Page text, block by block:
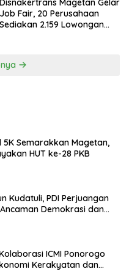
Disnakertrans Magetan Gelar
Job Fair, 20 Perusahaan
Sediakan 2.159 Lowongan
5K Semarakkan Magetan,
HUT ke-28 PKB
Kudatuli, PDI Perjuangan
Demokrasi dan
ICMI Ponorogo
Kerakyatan dan